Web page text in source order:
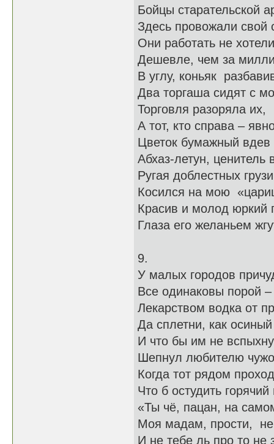
Бойцы старательской
Здесь провожали свой
Они работать не хотели
Дешевле, чем за
В углу, коньяк
Два торгаша сидят с
Торговля разоряла их,
А тот, кто справа –
Цветок бумажный вдев
Абхаз-летун, ценитель
Ругая доблестных
Косился на мою
Красив и молод юркий
Глаза его желаньем
9.
У малых городов
Все одинаковы порой –
Лекарством водка от
Да сплетни, как
И что бы им не
Шепнул любителю
Когда тот рядом
Что б остудить
«Ты чё, пацан, на
Моя мадам, прости,
И не тебе ль про то не